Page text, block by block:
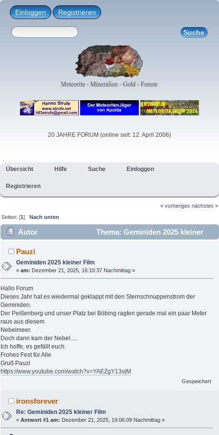
Einloggen Registrieren
20 JAHRE FORUM (online seit: 12. April 2006)
Übersicht Hilfe Suche Einloggen
Registrieren
« vorheriges nächstes »
Seiten: [1]Nach unten
Autor
Thema: Geminiden 2025 kleiner
Film (Gelesen 7591 mal)
Pauzi
Geminiden 2025 kleiner Film
«am: Dezember 21, 2025, 16:10:37 Nachmittag »
Hallo Forum
Dieses Jahr hat es wiedermal geklappt mit den Sternschnuppenstrom der
Geminiden.
Der Peißenberg und unser Platz bei Böbing ragten gerade mal ein paar Meter
raus aus diesem
Nebelmeer.
Doch dann kam der Nebel.....
Ich hoffe, es gefällt euch.
Frohes Fest für Alle
Gruß Pauzi
https://www.youtube.com/watch?v=YAEZgY13vjM
Gespeichert
ironsforever
Re: Geminiden 2025 kleiner Film
«Antwort #1 am: Dezember 21, 2025, 19:06:09 Nachmittag »